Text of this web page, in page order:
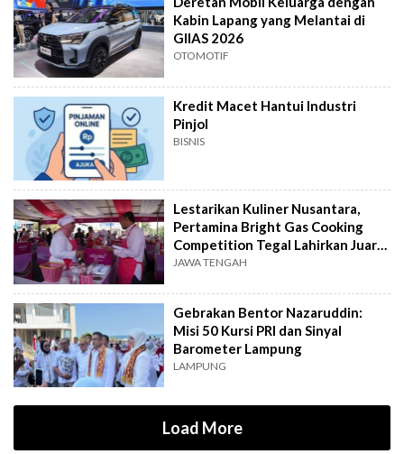
Kabin Lapang yang Melantai di
GIIAS 2026
OTOMOTIF
Kredit Macet Hantui Industri
Pinjol
BISNIS
Lestarikan Kuliner Nusantara,
Pertamina Bright Gas Cooking
Competition Tegal Lahirkan Juara
Baru
JAWA TENGAH
Gebrakan Bentor Nazaruddin:
Misi 50 Kursi PRI dan Sinyal
Barometer Lampung
LAMPUNG
Load More